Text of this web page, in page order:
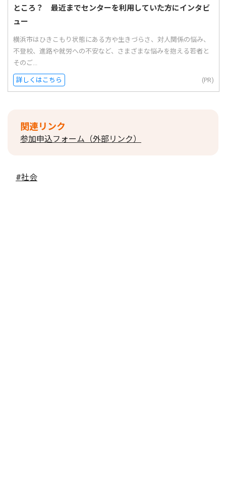
ところ？ 最近までセンターを利用していた方にインタビ
ュー
横浜市はひきこもり状態にある方や生きづらさ、対人関係の悩み、
不登校、進路や就労への不安など、さまざまな悩みを抱える若者と
そのご...
詳しくはこちら (PR)
関連リンク
参加申込フォーム（外部リンク）
#社会